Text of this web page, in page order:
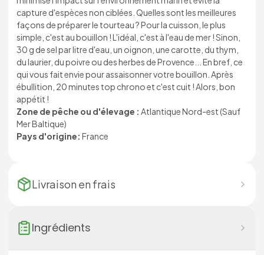
capture d'espèces non ciblées. Quelles sont les meilleures
façons de préparer le tourteau ? Pour la cuisson, le plus
simple, c'est au bouillon ! L'idéal, c'est à l'eau de mer ! Sinon,
30 g de sel par litre d'eau, un oignon, une carotte, du thym,
du laurier, du poivre ou des herbes de Provence... En bref, ce
qui vous fait envie pour assaisonner votre bouillon. Après
ébullition, 20 minutes top chrono et c'est cuit ! Alors, bon
appétit !
Zone de pêche ou d'élevage : Atlantique Nord-est (Sauf
Mer Baltique)
Pays d'origine: France
Livraison en frais
Ingrédients